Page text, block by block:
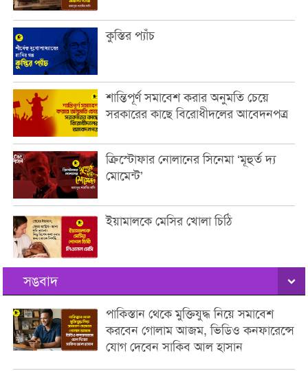
কুস্তির প্যাঁচ
শান্তিপূর্ণ সমাবেশ করার অনুমতি চেয়ে
সরকারের কাছে বিরোধীদলের আবেদনপত্র
ক্রিস্টোফার নোলানের সিনেমা ‘মূহুর্ত দ্য
মোমেন্ট’
ইয়ামালকে মেসির খোলা চিঠি
সঙবাদ
পাকিস্তান থেকে মুক্তিযুদ্ধ নিয়ে সমাবেশ
করবেন গোলাম আজম, ভিডিও কনফারেন্সে
যোগ দেবেন সাকিব আল হাসান